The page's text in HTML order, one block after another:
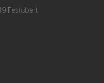
Festubert